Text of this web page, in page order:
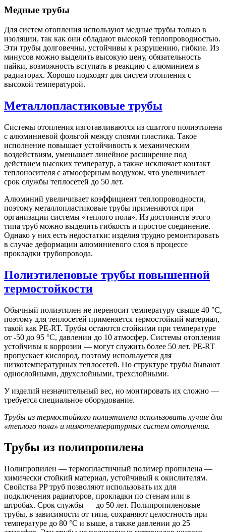
Медные трубы
Для систем отопления используют медные трубы только в
изоляции, так как они обладают высокой теплопроводностью.
Эти трубы долговечны, устойчивы к разрушению, гибкие. Из
минусов можно выделить высокую цену, обязательность
пайки, возможность вступать в реакцию с алюминием в
радиаторах. Хорошо подходят для систем отопления с
высокой температурой.
Металлопластиковые трубы
Системы отопления изготавливаются из сшитого полиэтилена
с алюминиевой фольгой между слоями пластика. Такое
исполнение повышает устойчивость к механическим
воздействиям, уменьшает линейное расширение под
действием высоких температур, а также исключает контакт
теплоносителя с атмосферным воздухом, что увеличивает
срок службы теплосетей до 50 лет.
Алюминий увеличивает коэффициент теплопроводности,
поэтому металлопластиковые трубы применяются при
организации системы «теплого пола». Из достоинств этого
типа труб можно выделить гибкость и простое соединение.
Однако у них есть недостатки: изделия трудно ремонтировать
в случае деформации алюминиевого слоя в процессе
прокладки трубопровода.
Полиэтиленовые трубы повышенной
термостойкости
Обычный полиэтилен не переносит температуру свыше 40 °С,
поэтому для теплосетей применяется термостойкий материал,
такой как PE-RT. Трубы остаются стойкими при температуре
от -50 до 95 °С, давлении до 10 атмосфер. Системы отопления
устойчивы к коррозии — могут служить более 50 лет. PE-RT
пропускает кислород, поэтому используется для
низкотемпературных теплосетей. По структуре трубы бывают
однослойными, двухслойными, трехслойными.
У изделий незначительный вес, но монтировать их сложно —
требуется специальное оборудование.
Трубы из термостойкого полиэтилена использовать лучше для
«теплого пола» и низкотемпературных систем отопления.
Трубы из полипропилена
Полипропилен — термопластичный полимер пропилена —
химически стойкий материал, устойчивый к окислителям.
Свойства PP труб позволяют использовать их для
подключения радиаторов, прокладки по стенам или в
штробах. Срок службы — до 50 лет. Полипропиленовые
трубы, в зависимости от типа, сохраняют целостность при
температуре до 80 °С и выше, а также давлении до 25